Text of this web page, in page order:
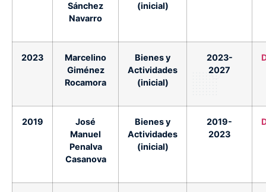
Sánchez
Navarro
(inicial)
2023
Marcelino
Giménez
Rocamora
Bienes y
Actividades
(inicial)
2023-
2027
2019
José
Manuel
Penalva
Casanova
Bienes y
Actividades
(inicial)
2019-
2023